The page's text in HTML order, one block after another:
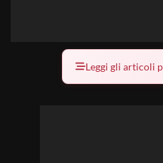
Leggi gli articoli